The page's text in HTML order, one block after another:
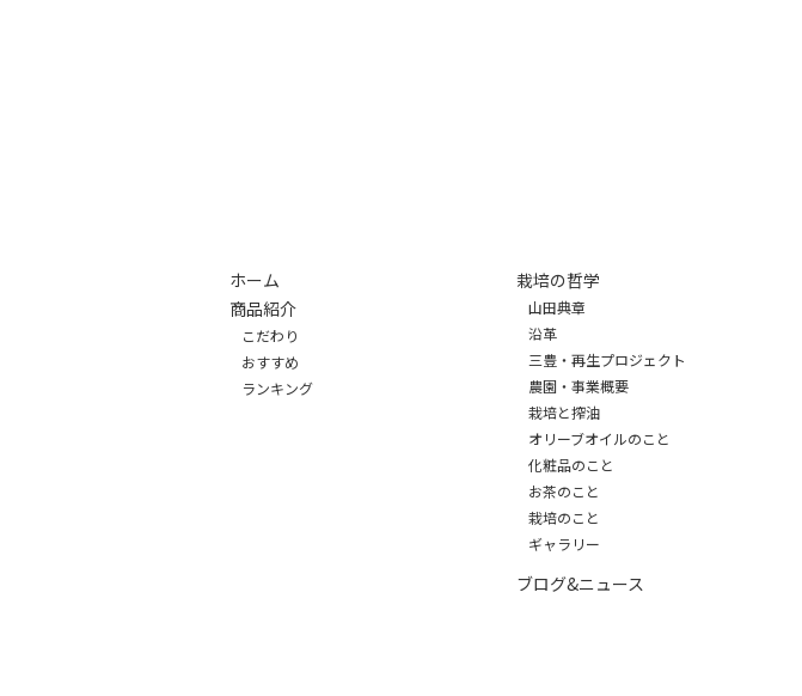
ホーム
商品紹介
こだわり
おすすめ
ランキング
栽培の哲学
山田典章
沿革
三豊・再生プロジェクト
農園・事業概要
栽培と搾油
オリーブオイルのこと
化粧品のこと
お茶のこと
栽培のこと
ギャラリー
ブログ&ニュース